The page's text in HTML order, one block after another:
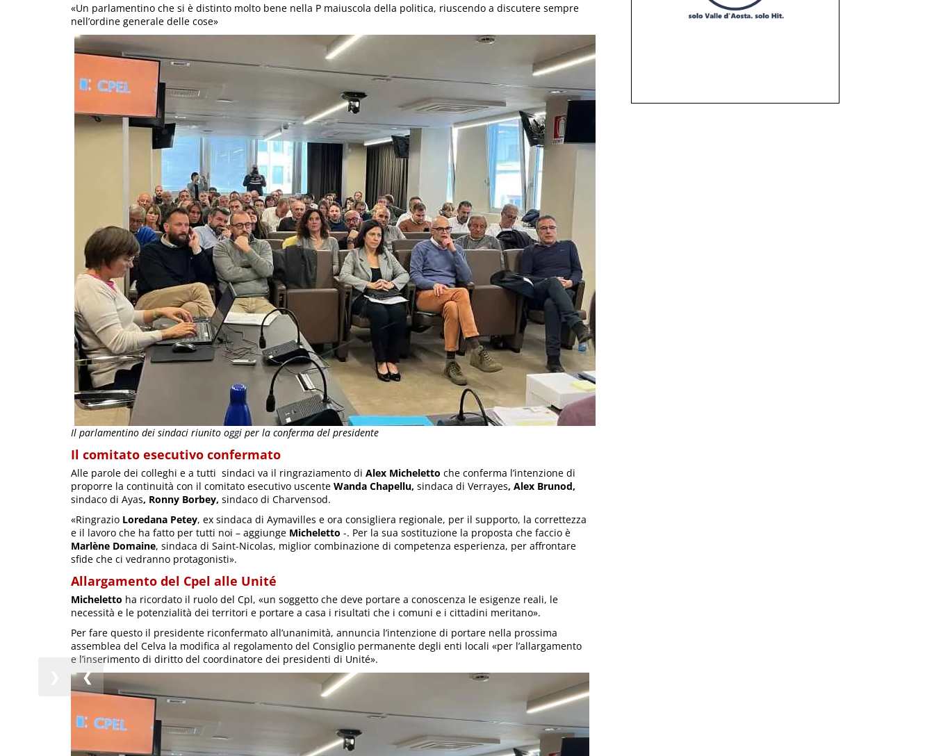
«Un parlamentino che si è distinto molto bene nella P maiuscola della politica, riuscendo a discutere sempre
nell’ordine generale delle cose»
Il parlamentino dei sindaci riunito oggi per la conferma del presidente
Il comitato esecutivo confermato
Alle parole dei colleghi e a tutti sindaci va il ringraziamento di Alex Micheletto che conferma l’intenzione di
proporre la continuità con il comitato esecutivo uscente Wanda Chapellu, sindaca di Verrayes, Alex Brunod,
sindaco di Ayas, Ronny Borbey, sindaco di Charvensod.
«Ringrazio Loredana Petey, ex sindaca di Aymavilles e ora consigliera regionale, per il supporto, la correttezza
e il lavoro che ha fatto per tutti noi – aggiunge Micheletto -. Per la sua sostituzione la proposta che faccio è
Marlène Domaine, sindaca di Saint-Nicolas, miglior combinazione di competenza esperienza, per affrontare
sfide che ci vedranno protagonisti».
Allargamento del Cpel alle Unité
Micheletto ha ricordato il ruolo del Cpl, «un soggetto che deve portare a conoscenza le esigenze reali, le
necessità e le potenzialità dei territori e portare a casa i risultati che i comuni e i cittadini meritano».
Per fare questo il presidente riconfermato all’unanimità, annuncia l’intenzione di portare nella prossima
assemblea del Celva la modifica al regolamento del Consiglio permanente degli enti locali «per l’allargamento
e l’inserimento di diritto del coordinatore dei presidenti di Unité».
❮